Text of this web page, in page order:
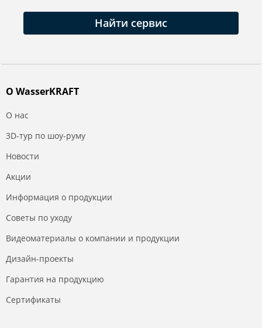
Найти сервис
О WasserKRAFT
О нас
3D-тур по шоу-руму
Новости
Акции
Информация о продукции
Советы по уходу
Видеоматериалы о компании и продукции
Дизайн-проекты
Гарантия на продукцию
Сертификаты